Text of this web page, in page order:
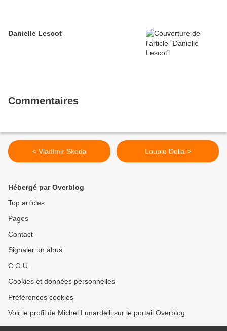
Danielle Lescot
Commentaires
< Vladimir Skoda Loupio Dolla >
Hébergé par Overblog
Top articles
Pages
Contact
Signaler un abus
C.G.U.
Cookies et données personnelles
Préférences cookies
Voir le profil de Michel Lunardelli sur le portail Overblog